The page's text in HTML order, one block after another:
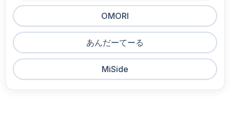
OMORI
あんだーてーる
MiSide